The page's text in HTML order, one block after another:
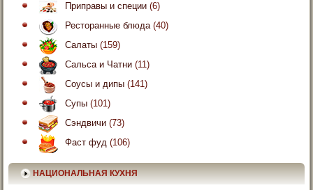
Приправы и специи (6)
Ресторанные блюда(40)
Салаты (159)
Сальса и Чатни (11)
Соусы и дипы (141)
Супы (101)
Сэндвичи (73)
Фаст фуд (106)
НАЦИОНАЛЬНАЯ КУХНЯ